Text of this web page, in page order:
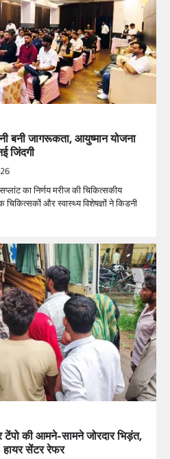
बनी जागरूकता, आयुष्मान योजना
जिंदगी
का निर्णय मरीज की चिकित्सकीय
और स्वास्थ्य विशेषज्ञों ने किडनी
की आमने-सामने जोरदार भिड़ंत,
सेंटर रेफर​